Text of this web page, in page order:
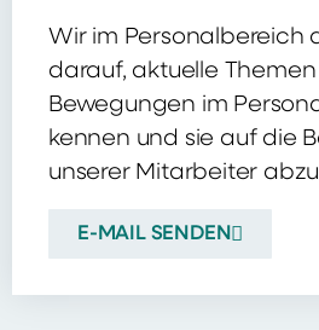
Wir im Personalbereich
darauf, aktuelle
Bewegungen im
kennen und sie auf die
unserer Mitarbeiter
E-MAIL SENDEN